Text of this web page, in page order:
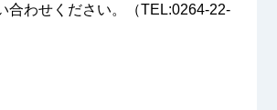
合わせください。（TEL:0264-22-